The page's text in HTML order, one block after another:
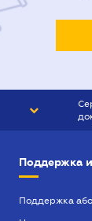
Поддержка
Поддержка